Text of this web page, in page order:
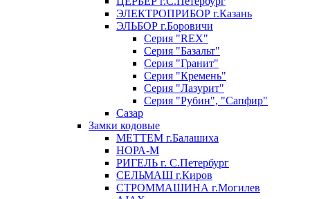
ЭЛЕКТРОПРИБОР г.Казань
ЭЛЬБОР г.Боровичи
Серия "REX"
Серия "Базальт"
Серия "Гранит"
Серия "Кремень"
Серия "Лазурит"
Серия "Рубин", "Сапфир"
Сазар
Замки кодовые
МЕТТЕМ г.Балашиха
НОРА-М
РИГЕЛЬ г. С.Петербург
СЕЛЬМАШ г.Киров
СТРОММАШИНА г.Могилев